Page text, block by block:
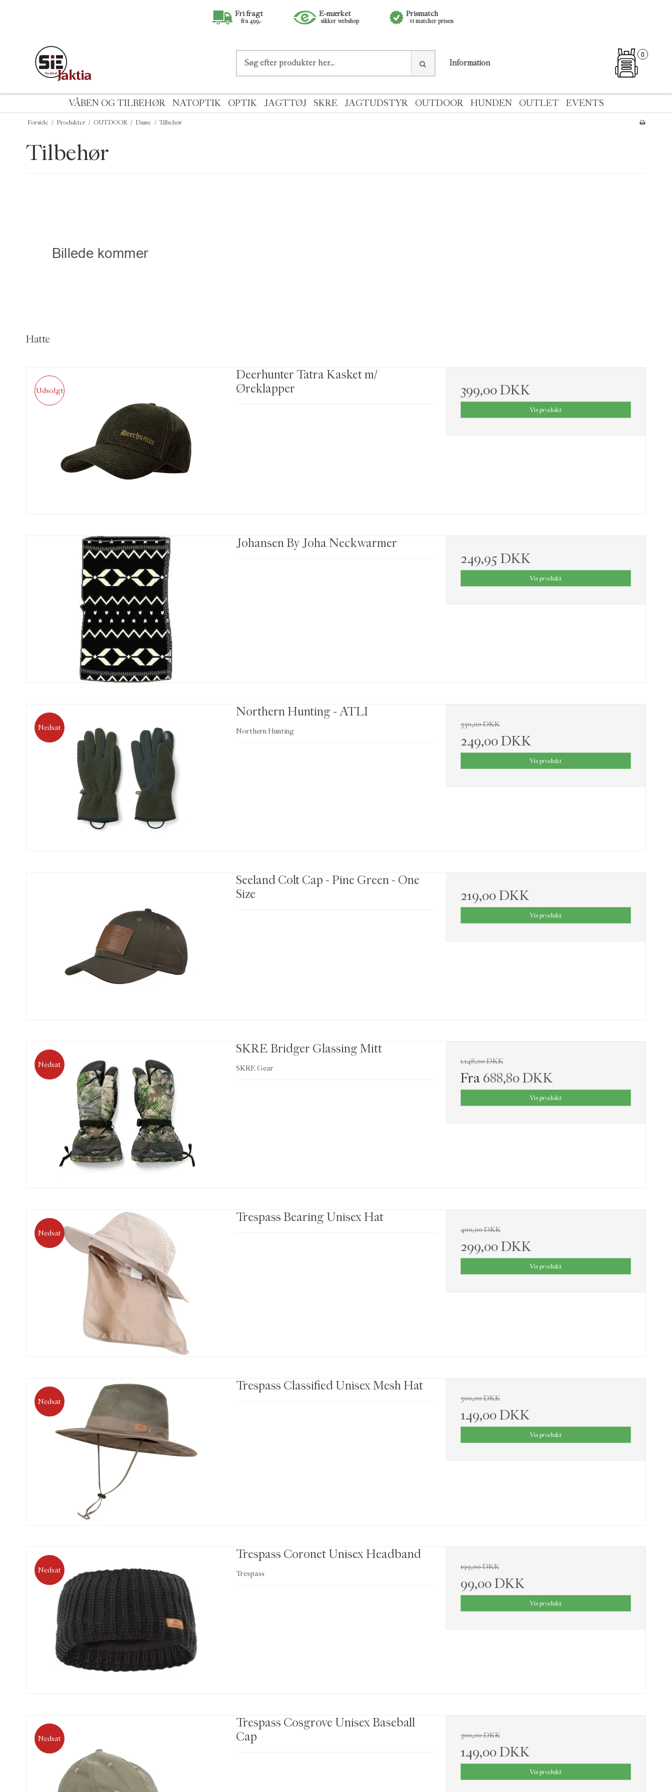
Fri fragt
fra 499,-
E-mærket
sikker webshop
Prismatch
vi matcher prisen
Information
0
VÅBEN OG TILBEHØR NATOPTIK OPTIK JAGTTØJ SKRE JAGTUDSTYR OUTDOOR HUNDEN OUTLET EVENTS
Forside / Produkter / OUTDOOR / Dame / Tilbehør
Tilbehør
Hatte
Udsolgt
Deerhunter Tatra Kasket m/
Øreklapper
399,00 DKK
Vis produkt
Johansen By Joha Neckwarmer
249,95 DKK
Vis produkt
Nedsat
Northern Hunting - ATLI
Northern Hunting
350,00 DKK
249,00 DKK
Vis produkt
Seeland Colt Cap - Pine Green - One
Size
219,00 DKK
Vis produkt
Nedsat
SKRE Bridger Glassing Mitt
SKRE Gear
1.148,00 DKK
Fra 688,80 DKK
Vis produkt
Nedsat
Trespass Bearing Unisex Hat
400,00 DKK
299,00 DKK
Vis produkt
Nedsat
Trespass Classified Unisex Mesh Hat
300,00 DKK
149,00 DKK
Vis produkt
Nedsat
Trespass Coronet Unisex Headband
Trespass
199,00 DKK
99,00 DKK
Vis produkt
Nedsat
Trespass Cosgrove Unisex Baseball
Cap
300,00 DKK
149,00 DKK
Vis produkt